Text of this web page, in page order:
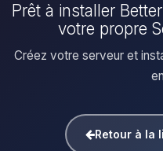
Prêt à installer
votre propre
Créez votre serveur et
Retour à la